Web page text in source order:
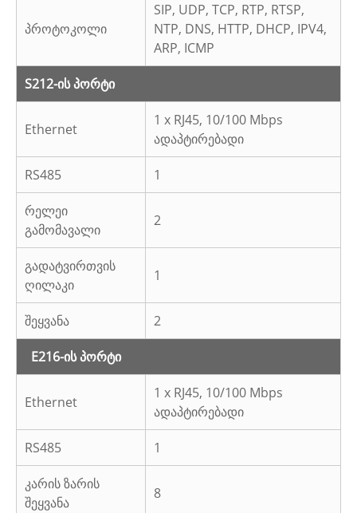
პროტოკოლი
SIP, UDP, TCP, RTP, RTSP,
NTP, DNS, HTTP, DHCP, IPV4,
ARP, ICMP
S212-ის პორტი
Ethernet
1 x RJ45, 10/100 Mbps
ადაპტირებადი
RS485 1
რელეი
გამომავალი
2
გადატვირთვის
ღილაკი
1
შეყვანა 2
E216-ის პორტი
Ethernet
1 x RJ45, 10/100 Mbps
ადაპტირებადი
RS485 1
კარის ზარის
შეყვანა
8